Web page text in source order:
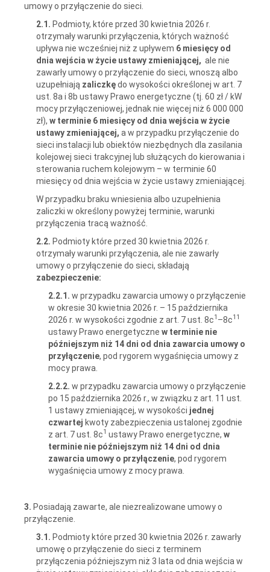
umowy o przyłączenie do sieci.
2.1. Podmioty, które przed 30 kwietnia 2026 r.
otrzymały warunki przyłączenia, których ważność
upływa nie wcześniej niż z upływem 6 miesięcy od
dnia wejścia w życie ustawy zmieniającej, ale nie
zawarły umowy o przyłączenie do sieci, wnoszą albo
uzupełniają zaliczkędo wysokości określonej w art. 7
ust. 8a i 8b ustawy Prawo energetyczne (tj. 60 zł / kW
mocy przyłączeniowej, jednak nie więcej niż 6 000 000
zł), w terminie 6 miesięcy od dnia wejścia w życie
ustawy zmieniającej, a w przypadku przyłączenie do
sieci instalacji lub obiektów niezbędnych dla zasilania
kolejowej sieci trakcyjnej lub służących do kierowania i
sterowania ruchem kolejowym – w terminie 60
miesięcy od dnia wejścia w życie ustawy zmieniającej.
W przypadku braku wniesienia albo uzupełnienia
zaliczki w określony powyżej terminie, warunki
przyłączenia tracą ważność.
2.2. Podmioty które przed 30 kwietnia 2026 r.
otrzymały warunki przyłączenia, ale nie zawarły
umowy o przyłączenie do sieci, składają
zabezpieczenie:
2.2.1. w przypadku zawarcia umowy o przyłączenie
w okresie 30 kwietnia 2026 r. – 15 października
2026 r. w wysokości zgodnie z art. 7 ust. 8c1 –8c11
ustawy Prawo energetyczne w terminie nie
późniejszym niż 14 dni od dnia zawarcia umowy o
przyłączenie, pod rygorem wygaśnięcia umowy z
mocy prawa.
2.2.2. w przypadku zawarcia umowy o przyłączenie
po 15 października 2026 r., w związku z art. 11 ust.
1 ustawy zmieniającej, w wysokości jednej
czwartej kwoty zabezpieczenia ustalonej zgodnie
z art. 7 ust. 8c1 ustawy Prawo energetyczne, w
terminie nie późniejszym niż 14 dni od dnia
zawarcia umowy o przyłączenie, pod rygorem
wygaśnięcia umowy z mocy prawa.
3. Posiadają zawarte, ale niezrealizowane umowy o
przyłączenie.
3.1. Podmioty które przed 30 kwietnia 2026 r. zawarły
umowę o przyłączenie do sieci z terminem
przyłączenia późniejszym niż 3 lata od dnia wejścia w